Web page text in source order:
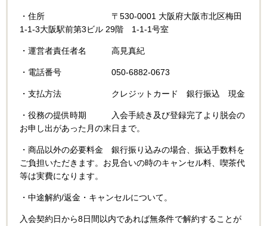
・住所 〒530-0001 大阪府大阪市北区梅田
1-1-3大阪駅前第3ビル 29階 1-1-1号室
・運営者責任者名 高見真紀
・電話番号 050-6882-0673
・支払方法 クレジットカード 銀行振込 現金
・役務の提供時期 入会手続き及び登録完了より脱会の
お申し出があった月の末日まで。
・商品以外の必要料金 銀行振り込みの場合、振込手数料を
ご負担いただきます。お見合いの時のキャンセル料、喫茶代
等は実費になります。
・中途解約/返金・キャンセルについて。
入会契約日から8日間以内であれば無条件で解約することが